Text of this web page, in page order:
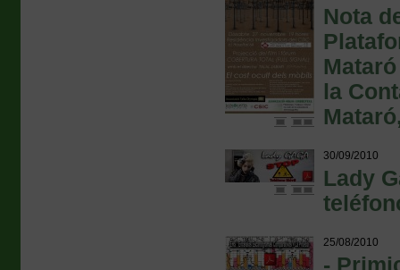
Nota
la
30/09/2010
Lady
25/08/2010
-